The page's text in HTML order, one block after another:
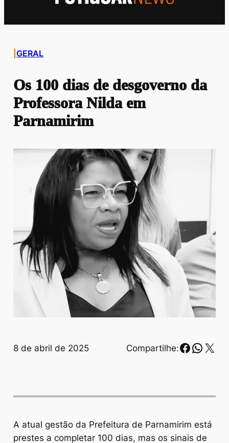
GERAL
Os 100 dias de desgoverno da
Professora Nilda em
Parnamirim
8 de abril de 2025 Compartilhe: X
A atual gestão da Prefeitura de Parnamirim está
prestes a completar 100 dias, mas os sinais de